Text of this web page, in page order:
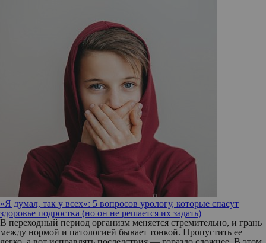
«Я думал, так у всех»: 5 вопросов урологу, которые спасут
здоровье подростка (но он не решается их задать)
В переходный период организм меняется стремительно, и грань
между нормой и патологией бывает тонкой. Пропустить ее